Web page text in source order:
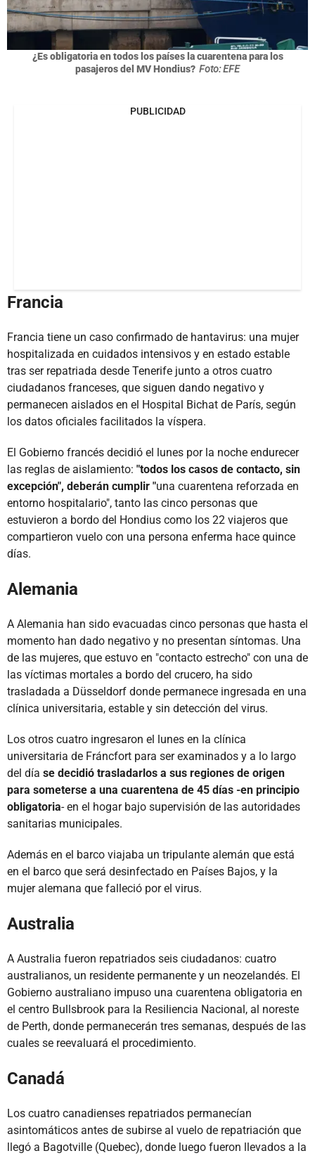
¿Es obligatoria en todos los países la cuarentena para los
pasajeros del MV Hondius? Foto: EFE
PUBLICIDAD
Francia
Francia tiene un caso confirmado de hantavirus: una mujer
hospitalizada en cuidados intensivos y en estado estable
tras ser repatriada desde Tenerife junto a otros cuatro
ciudadanos franceses, que siguen dando negativo y
permanecen aislados en el Hospital Bichat de París, según
los datos oficiales facilitados la víspera.
El Gobierno francés decidió el lunes por la noche endurecer
las reglas de aislamiento: "todos los casos de contacto, sin
excepción", deberán cumplir "una cuarentena reforzada en
entorno hospitalario", tanto las cinco personas que
estuvieron a bordo del Hondius como los 22 viajeros que
compartieron vuelo con una persona enferma hace quince
días.
Alemania
A Alemania han sido evacuadas cinco personas que hasta el
momento han dado negativo y no presentan síntomas. Una
de las mujeres, que estuvo en "contacto estrecho" con una de
las víctimas mortales a bordo del crucero, ha sido
trasladada a Düsseldorf donde permanece ingresada en una
clínica universitaria, estable y sin detección del virus.
Los otros cuatro ingresaron el lunes en la clínica
universitaria de Fráncfort para ser examinados y a lo largo
del día se decidió trasladarlos a sus regiones de origen
para someterse a una cuarentena de 45 días -en principio
obligatoria- en el hogar bajo supervisión de las autoridades
sanitarias municipales.
Además en el barco viajaba un tripulante alemán que está
en el barco que será desinfectado en Países Bajos, y la
mujer alemana que falleció por el virus.
Australia
A Australia fueron repatriados seis ciudadanos: cuatro
australianos, un residente permanente y un neozelandés. El
Gobierno australiano impuso una cuarentena obligatoria en
el centro Bullsbrook para la Resiliencia Nacional, al noreste
de Perth, donde permanecerán tres semanas, después de las
cuales se reevaluará el procedimiento.
Canadá
Los cuatro canadienses repatriados permanecían
asintomáticos antes de subirse al vuelo de repatriación que
llegó a Bagotville (Quebec), donde luego fueron llevados a la